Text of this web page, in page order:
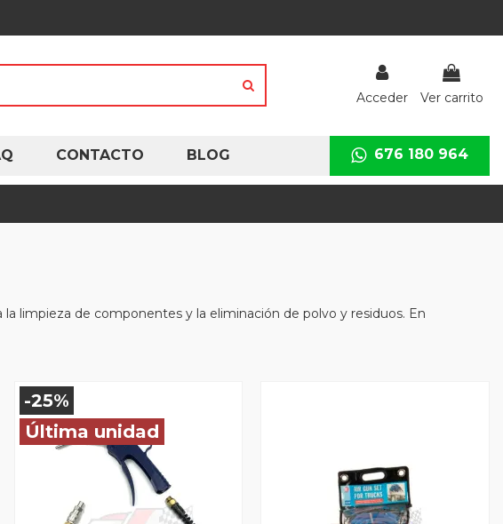
Acceder Ver carrito
CONTACTO BLOG 676 180 964
limpieza de componentes y la eliminación de polvo y residuos. En
-25%
Última unidad